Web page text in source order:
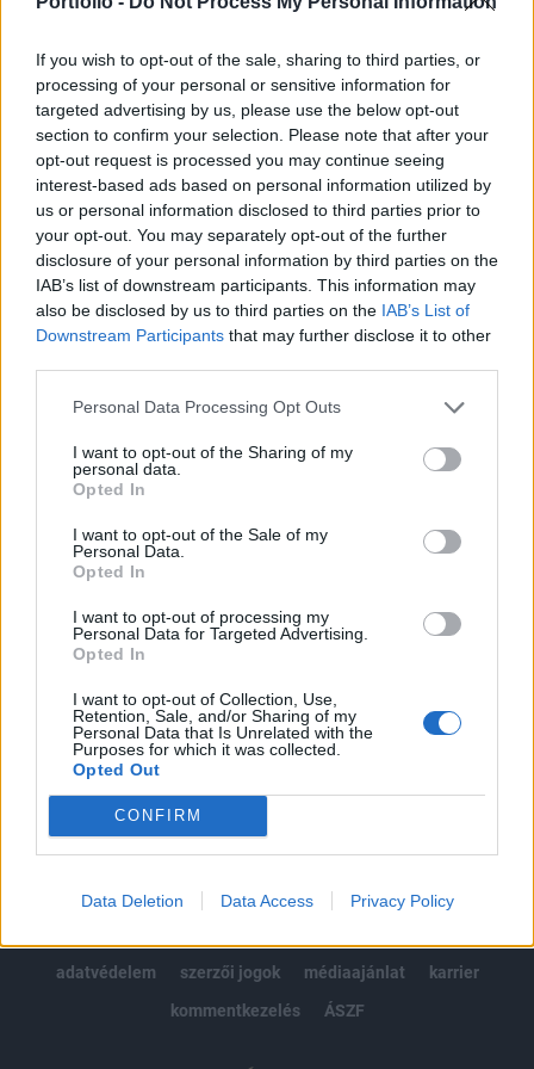
If you wish to opt-out of the sale, sharing to third parties, or
processing of your personal or sensitive information for
targeted advertising by us, please use the below opt-out
section to confirm your selection. Please note that after your
opt-out request is processed you may continue seeing
interest-based ads based on personal information utilized by
us or personal information disclosed to third parties prior to
your opt-out. You may separately opt-out of the further
disclosure of your personal information by third parties on the
IAB’s list of downstream participants. This information may
also be disclosed by us to third parties on the IAB’s List of
Downstream Participants that may further disclose it to other
Personal Data Processing Opt Outs
I want to opt-out of the Sharing of my
personal data.
Opted In
I want to opt-out of the Sale of my
Personal Data.
Opted In
I want to opt-out of processing my
Personal Data for Targeted Advertising.
Opted In
I want to opt-out of Collection, Use,
Retention, Sale, and/or Sharing of my
Personal Data that Is Unrelated with the
Purposes for which it was collected.
Opted Out
CONFIRM
Data Deletion Data Access Privacy Policy
A Tipszo Kft. a TVK befektetései között 432.7 millió Ft
könyv szerinti értéken szerepel, a cég elsősorban emelő- és
anyagmozgató gépek, hűtő- és klímaberendezések,
kazánok és tartályok javításával és kereskedelmével
foglalkozik. A Tipszo Kft. nettó árbevétele 1999-ben 513.9
millió Ft, adózás előtti eredménye 2.4 millió Ft volt.Az
érdekeltség értékesítése összhangban...
KEDVES OLVASÓNK!
A keresett cikk a portfolio.hu hírarchívumához
tartozik, melynek olvasása előfizetéses
Az előfizetés a következőket tartalmazza:
Portfolio.hu teljes cikkarchívum
Kötéslisták: BÉT elmúlt 2 év napon belüli
kötéslistái
Előfizetés
MÁR ELŐFIZETŐNK VAGY?BEJELENTKEZÉS
© 2026 Portfolio
adatvédelem
szerzői jogok médiaajánlat
karrier
kommentkezelés
ÁSZF